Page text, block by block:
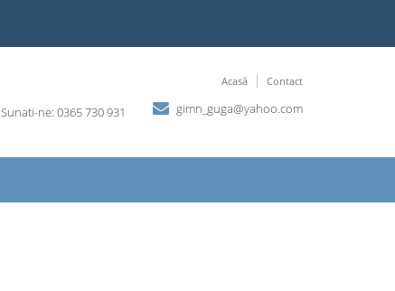
Acasă Contact
Sunati-ne: 0365 730 931 gimn_guga@yahoo.com